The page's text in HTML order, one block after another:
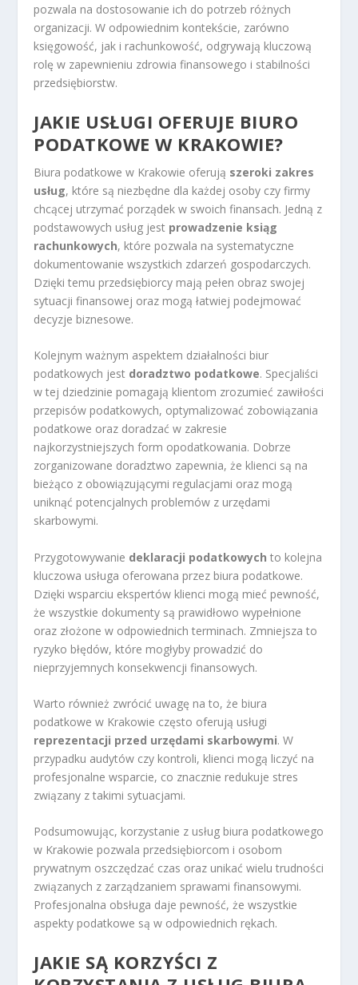
pozwala na dostosowanie ich do potrzeb różnych
organizacji. W odpowiednim kontekście, zarówno
księgowość, jak i rachunkowość, odgrywają kluczową
rolę w zapewnieniu zdrowia finansowego i stabilności
przedsiębiorstw.
JAKIE USŁUGI OFERUJE BIURO
PODATKOWE W KRAKOWIE?
Biura podatkowe w Krakowie oferują szeroki zakres
usług, które są niezbędne dla każdej osoby czy firmy
chcącej utrzymać porządek w swoich finansach. Jedną z
podstawowych usług jest prowadzenie ksiąg
rachunkowych, które pozwala na systematyczne
dokumentowanie wszystkich zdarzeń gospodarczych.
Dzięki temu przedsiębiorcy mają pełen obraz swojej
sytuacji finansowej oraz mogą łatwiej podejmować
decyzje biznesowe.
Kolejnym ważnym aspektem działalności biur
podatkowych jest doradztwo podatkowe. Specjaliści
w tej dziedzinie pomagają klientom zrozumieć zawiłości
przepisów podatkowych, optymalizować zobowiązania
podatkowe oraz doradzać w zakresie
najkorzystniejszych form opodatkowania. Dobrze
zorganizowane doradztwo zapewnia, że klienci są na
bieżąco z obowiązującymi regulacjami oraz mogą
uniknąć potencjalnych problemów z urzędami
skarbowymi.
Przygotowywanie deklaracji podatkowych to kolejna
kluczowa usługa oferowana przez biura podatkowe.
Dzięki wsparciu ekspertów klienci mogą mieć pewność,
że wszystkie dokumenty są prawidłowo wypełnione
oraz złożone w odpowiednich terminach. Zmniejsza to
ryzyko błędów, które mogłyby prowadzić do
nieprzyjemnych konsekwencji finansowych.
Warto również zwrócić uwagę na to, że biura
podatkowe w Krakowie często oferują usługi
reprezentacji przed urzędami skarbowymi. W
przypadku audytów czy kontroli, klienci mogą liczyć na
profesjonalne wsparcie, co znacznie redukuje stres
związany z takimi sytuacjami.
Podsumowując, korzystanie z usług biura podatkowego
w Krakowie pozwala przedsiębiorcom i osobom
prywatnym oszczędzać czas oraz unikać wielu trudności
związanych z zarządzaniem sprawami finansowymi.
Profesjonalna obsługa daje pewność, że wszystkie
aspekty podatkowe są w odpowiednich rękach.
JAKIE SĄ KORZYŚCI Z